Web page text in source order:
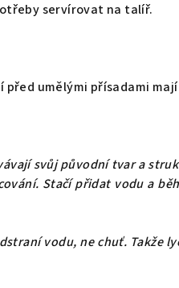
servírovat na talíř.
umělými přísadami
svůj původní tvar a
Stačí přidat vodu a
vodu, ne chuť. Takže